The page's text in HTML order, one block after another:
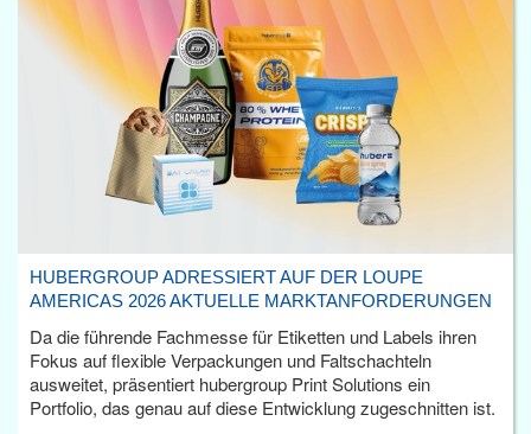
HUBERGROUP ADRESSIERT AUF DER LOUPE
AMERICAS 2026 AKTUELLE MARKTANFORDERUNGEN
Da die führende Fachmesse für Etiketten und Labels ihren
Fokus auf flexible Verpackungen und Faltschachteln
ausweitet, präsentiert hubergroup Print Solutions ein
Portfolio, das genau auf diese Entwicklung zugeschnitten ist.